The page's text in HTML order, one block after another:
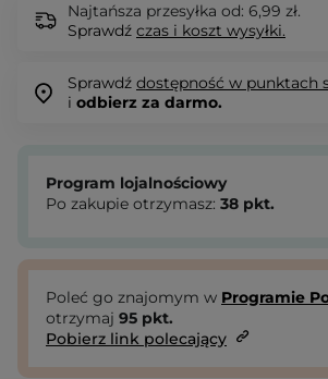
Najtańsza przesyłka od: 6,99 zł.
Sprawdź czas i koszt wysyłki.
Sprawdź dostępność w punktach
i odbierz za darmo.
Program lojalnościowy
Po zakupie otrzymasz: 38 pkt.
Poleć go znajomym w Programie
otrzymaj 95 pkt.
Pobierz link polecający